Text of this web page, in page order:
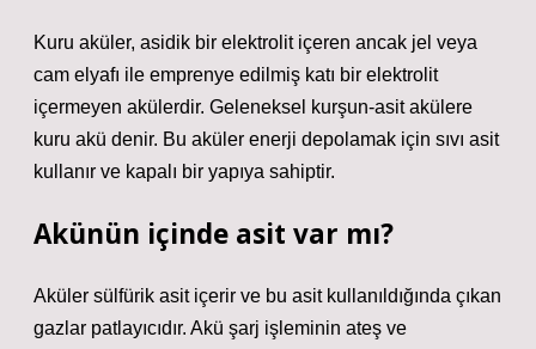
Kuru aküler, asidik bir elektrolit içeren ancak jel veya
cam elyafı ile emprenye edilmiş katı bir elektrolit
içermeyen akülerdir. Geleneksel kurşun-asit akülere
kuru akü denir. Bu aküler enerji depolamak için sıvı asit
kullanır ve kapalı bir yapıya sahiptir.
Akünün içinde asit var mı?
Aküler sülfürik asit içerir ve bu asit kullanıldığında çıkan
gazlar patlayıcıdır. Akü şarj işleminin ateş ve